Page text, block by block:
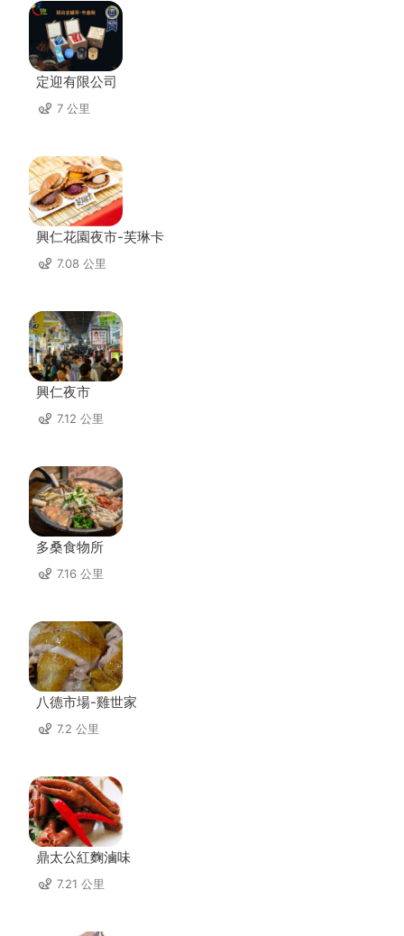
定迎有限公司
7 公里
興仁花園夜市-芙琳卡
7.08 公里
興仁夜市
7.12 公里
多桑食物所
7.16 公里
八德市場-雞世家
7.2 公里
鼎太公紅麴滷味
7.21 公里